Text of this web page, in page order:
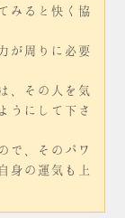
みると快く協
が周りに必要
、その人を気
うにして下さ
で、そのパワ
身の運気も上